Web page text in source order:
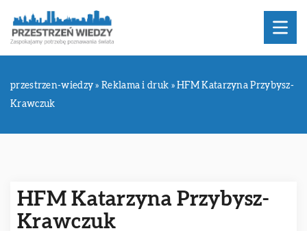
przestrzen-wiedzy »Reklama i druk »HFM Katarzyna Przybysz-
Krawczuk
HFM Katarzyna Przybysz-
Krawczuk